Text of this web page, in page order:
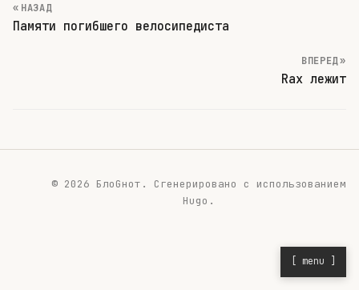
« НАЗАД
Памяти погибшего велосипедиста
ВПЕРЕД »
Rax лежит
[ menu ]
© 2026 БлоGнот. Сгенерировано с использованием
Hugo .